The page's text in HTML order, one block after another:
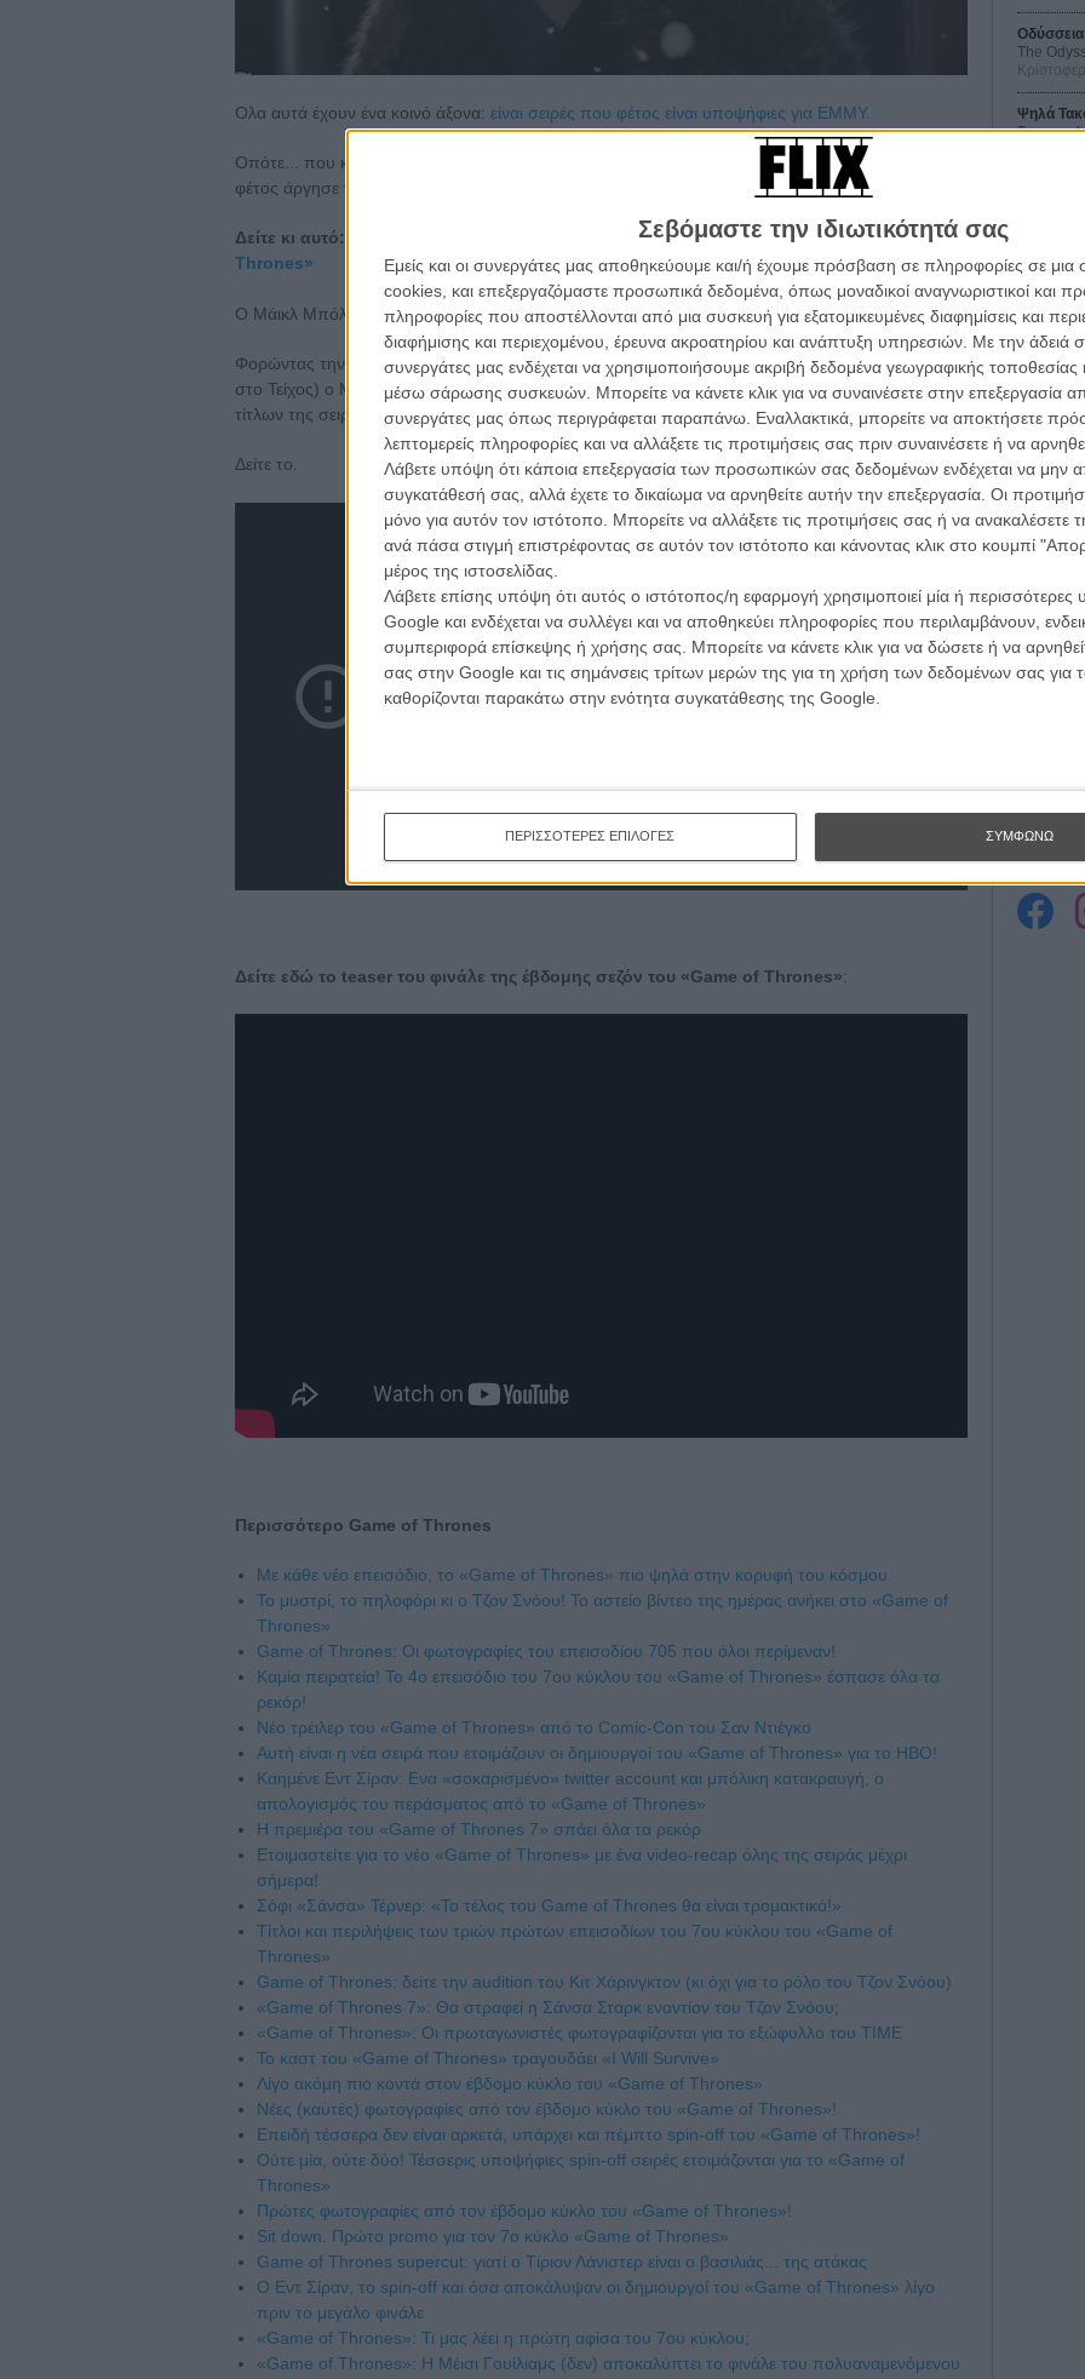
Σεβόμαστε την ιδιωτικότητά σας
Εμείς και οι συνεργάτες μας αποθηκεύουμε και/ή έχουμε πρόσβαση σε πληροφορίες σε
cookies, και επεξεργαζόμαστε προσωπικά δεδομένα, όπως μοναδικοί αναγνωριστικοί και
πληροφορίες που αποστέλλονται από μια συσκευή για εξατομικευμένες διαφημίσεις και
διαφήμισης και περιεχομένου, έρευνα ακροατηρίου και ανάπτυξη υπηρεσιών. Με την άδειά
συνεργάτες μας ενδέχεται να χρησιμοποιήσουμε ακριβή δεδομένα γεωγραφικής τοποθεσίας
μέσω σάρωσης συσκευών. Μπορείτε να κάνετε κλικ για να συναινέσετε στην επεξεργασία
συνεργάτες μας όπως περιγράφεται παραπάνω. Εναλλακτικά, μπορείτε να αποκτήσετε
λεπτομερείς πληροφορίες και να αλλάξετε τις προτιμήσεις σας πριν συναινέσετε ή να
Λάβετε υπόψη ότι κάποια επεξεργασία των προσωπικών σας δεδομένων ενδέχεται να μην
συγκατάθεσή σας, αλλά έχετε το δικαίωμα να αρνηθείτε αυτήν την επεξεργασία. Οι
μόνο για αυτόν τον ιστότοπο. Μπορείτε να αλλάξετε τις προτιμήσεις σας ή να ανακαλέσετε
ανά πάσα στιγμή επιστρέφοντας σε αυτόν τον ιστότοπο και κάνοντας κλικ στο κουμπί
μέρος της ιστοσελίδας.
Λάβετε επίσης υπόψη ότι αυτός ο ιστότοπος/η εφαρμογή χρησιμοποιεί μία ή περισσότερες
Google και ενδέχεται να συλλέγει και να αποθηκεύει πληροφορίες που περιλαμβάνουν,
συμπεριφορά επίσκεψης ή χρήσης σας. Μπορείτε να κάνετε κλικ για να δώσετε ή να
σας στην Google και τις σημάνσεις τρίτων μερών της για τη χρήση των δεδομένων σας
καθορίζονται παρακάτω στην ενότητα συγκατάθεσης της Google.
ΠΕΡΙΣΣΟΤΕΡΕΣ ΕΠΙΛΟΓΕΣ ΣΥΜΦΩΝΩ
Ολα αυτά έχουν ένα κοινό άξονα: είναι σειρές που φέτος είναι υποψήφιες για ΕΜΜΥ.
Οπότε... που κολλά το «Game of Thrones» που ξεδιάντροπα σνομπαρίστηκε; (OK, επειδή
φέτος άργησε να ξεκινήσει...)
Δείτε κι αυτό:
Αυτές είναι οι φωτογραφίες του φινάλε του έβδομου κύκλου του «Game of
Thrones»
Ο Μάικλ Μπόλτον αυτό θέλει να τραγουδήσει και... «House Bolton does what it wants».
Φορώντας την προβιά του Βορρά (τη διάσημη περιβολή του Τζον Σνόου και των συμμαχών του
στο Τείχος) ο Μπόλτον γίνεται μέρος του αστείου, προσφέροντας μία 90ς γλυκερή εκδοχή των
τίτλων της σειράς με τα πολλά ονόματα.
Δείτε το.
Δείτε εδώ το teaser του φινάλε της έβδομης σεζόν του «Game of Thrones»:
Περισσότερο Game of Thrones
Με κάθε νέο επεισόδιο, το «Game of Thrones» πιο ψηλά στην κορυφή του κόσμου
Το μυστρί, το πηλοφόρι κι ο Τζον Σνόου! Το αστείο βίντεο της ημέρας ανήκει στο «Game of
Thrones»
Game of Thrones: Οι φωτογραφίες του επεισοδίου 705 που όλοι περίμεναν!
Καμία πειρατεία! Το 4ο επεισόδιο του 7ου κύκλου του «Game of Thrones» έσπασε όλα τα
ρεκόρ!
Νέο τρέιλερ του «Game of Thrones» από το Comic-Con του Σαν Ντιέγκο
Αυτή είναι η νέα σειρά που ετοιμάζουν οι δημιουργοί του «Game of Thrones» για το HBO!
Καημένε Εντ Σίραν: Ενα «σοκαρισμένο» twitter account και μπόλικη κατακραυγή, ο
απολογισμός του περάσματος από το «Game of Thrones»
Η πρεμιέρα του «Game of Thrones 7» σπάει όλα τα ρεκόρ
Ετοιμαστείτε για το νέο «Game of Thrones» με ένα video-recap όλης της σειράς μέχρι
σήμερα!
Σόφι «Σάνσα» Τέρνερ: «Το τέλος του Game of Thrones θα είναι τρομακτικό!»
Τίτλοι και περιλήψεις των τριών πρώτων επεισοδίων του 7ου κύκλου του «Game of
Thrones»
Game of Thrones: δείτε την audition του Κιτ Χάρινγκτον (κι όχι για το ρόλο του Τζον Σνόου)
«Game of Thrones 7»: Θα στραφεί η Σάνσα Σταρκ εναντίον του Τζον Σνόου;
«Game of Thrones»: Οι πρωταγωνιστές φωτογραφίζονται για το εξώφυλλο του TIME
To καστ του «Game of Thrones» τραγουδάει «I Will Survive»
Λίγο ακόμη πιο κοντά στον έβδομο κύκλο του «Game of Thrones»
Νέες (καυτές) φωτογραφίες από τον έβδομο κύκλο του «Game of Thrones»!
Επειδή τέσσερα δεν είναι αρκετά, υπάρχει και πέμπτο spin-off του «Game of Thrones»!
Ούτε μία, ούτε δύο! Τέσσερις υποψήφιες spin-off σειρές ετοιμάζονται για το «Game of
Thrones»
Πρώτες φωτογραφίες από τον έβδομο κύκλο του «Game of Thrones»!
Sit down. Πρώτο promo για τον 7ο κύκλο «Game of Thrones»
Game of Thrones supercut: γιατί ο Τίριον Λάνιστερ είναι ο βασιλιάς... της ατάκας
O Εντ Σίραν, το spin-off και όσα αποκάλυψαν οι δημιουργοί του «Game of Thrones» λίγο
πριν το μεγάλο φινάλε
«Game of Thrones»: Τι μας λέει η πρώτη αφίσα του 7ου κύκλου;
«Game of Thrones»: Η Μέισι Γουίλιαμς (δεν) αποκαλύπτει το φινάλε του πολυαναμενόμενου
Οδύσσεια
The
Ψηλά
Tacones
Ο
10
Θέλω